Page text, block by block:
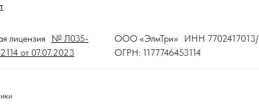
лицензия
№ Л035-
от 07.07.2023
ООО «ЭлмТри» ИНН 7702417013/
ОГРН: 1177746453114